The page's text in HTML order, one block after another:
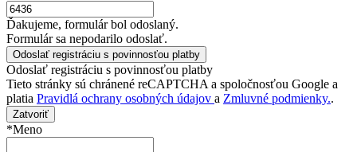
Ďakujeme, formulár bol odoslaný.
Formulár sa nepodarilo odoslať.
Odoslať registráciu s povinnosťou platby
Tieto stránky sú chránené reCAPTCHA a spoločnosťou Google a
platia Pravidlá ochrany osobných údajov a Zmluvné podmienky..
Zatvoriť
*Meno